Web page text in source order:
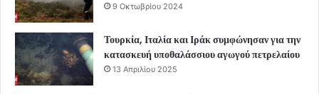
9 Οκτωβρίου 2024
Τουρκία, Ιταλία και Ιράκ συμφώνησαν για την
κατασκευή υποθαλάσσιου αγωγού πετρελαίου
13 Απριλίου 2025